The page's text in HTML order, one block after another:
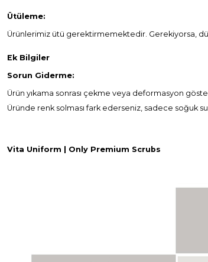
Ütüleme:
Ürünlerimiz ütü gerektirmemektedir. Gerekiyorsa,
Ek Bilgiler
Sorun Giderme:
Ürün yıkama sonrası çekme veya deformasyon
Üründe renk solması fark ederseniz, sadece soğuk
Vita Uniform | Only Premium Scrubs